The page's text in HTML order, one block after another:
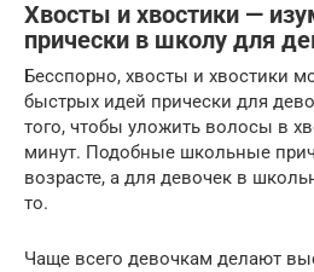
Хвосты и хвостики —
прически в школу для
Бесспорно, хвосты и хвостики
быстрых идей прически для
того, чтобы уложить волосы в
минут. Подобные школьные
возрасте, а для девочек в
то.
Чаще всего девочкам делают